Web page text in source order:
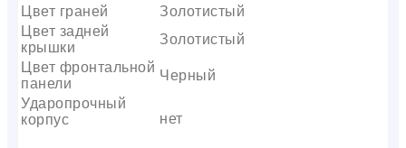
Цвет граней
Золотистый
Цвет задней
крышки
Золотистый
Цвет фронтальной
панели
Черный
Ударопрочный
корпус
нет